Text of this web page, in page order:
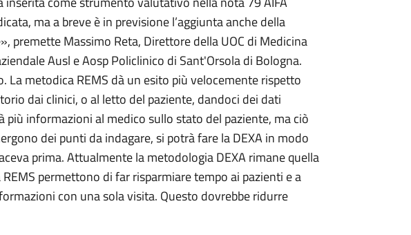
ma a breve è in previsione l’aggiunta anche della
premette Massimo Reta, Direttore della UOC di Medicina
Ausl e Aosp Policlinico di Sant'Orsola di Bologna.
La metodica REMS dà un esito più velocemente rispetto
dai clinici, o al letto del paziente, dandoci dei dati
più informazioni al medico sullo stato del paziente, ma ciò
dei punti da indagare, si potrà fare la DEXA in modo
prima. Attualmente la metodologia DEXA rimane quella
permettono di far risparmiare tempo ai pazienti e a
con una sola visita. Questo dovrebbe ridurre